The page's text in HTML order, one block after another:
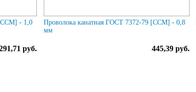
[ССМ] - 1,0
руб.
Проволока канатная ГОСТ 7372-79 [ССМ] - 0,8
мм
445,39 руб.